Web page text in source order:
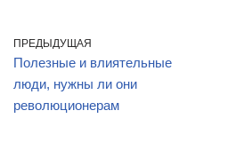
ПРЕДЫДУЩАЯ
Полезные и влиятельные
люди, нужны ли они
революционерам